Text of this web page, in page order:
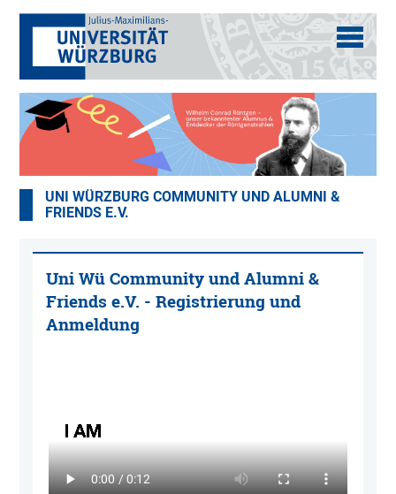
UNI WÜRZBURG COMMUNITY UND ALUMNI &
FRIENDS E.V.
Uni Wü Community und Alumni &
Friends e.V. - Registrierung und
Anmeldung